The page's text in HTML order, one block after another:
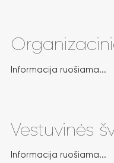
Informacija ruošiama...
Vestuvinės
Informacija ruošiama...